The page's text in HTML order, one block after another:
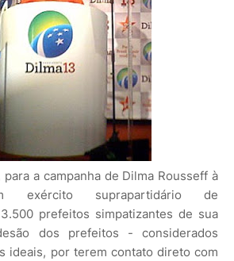
para a campanha de Dilma Rousseff à
exército suprapartidário de
prefeitos simpatizantes de sua
dos prefeitos - considerados
ideais, por terem contato direto com